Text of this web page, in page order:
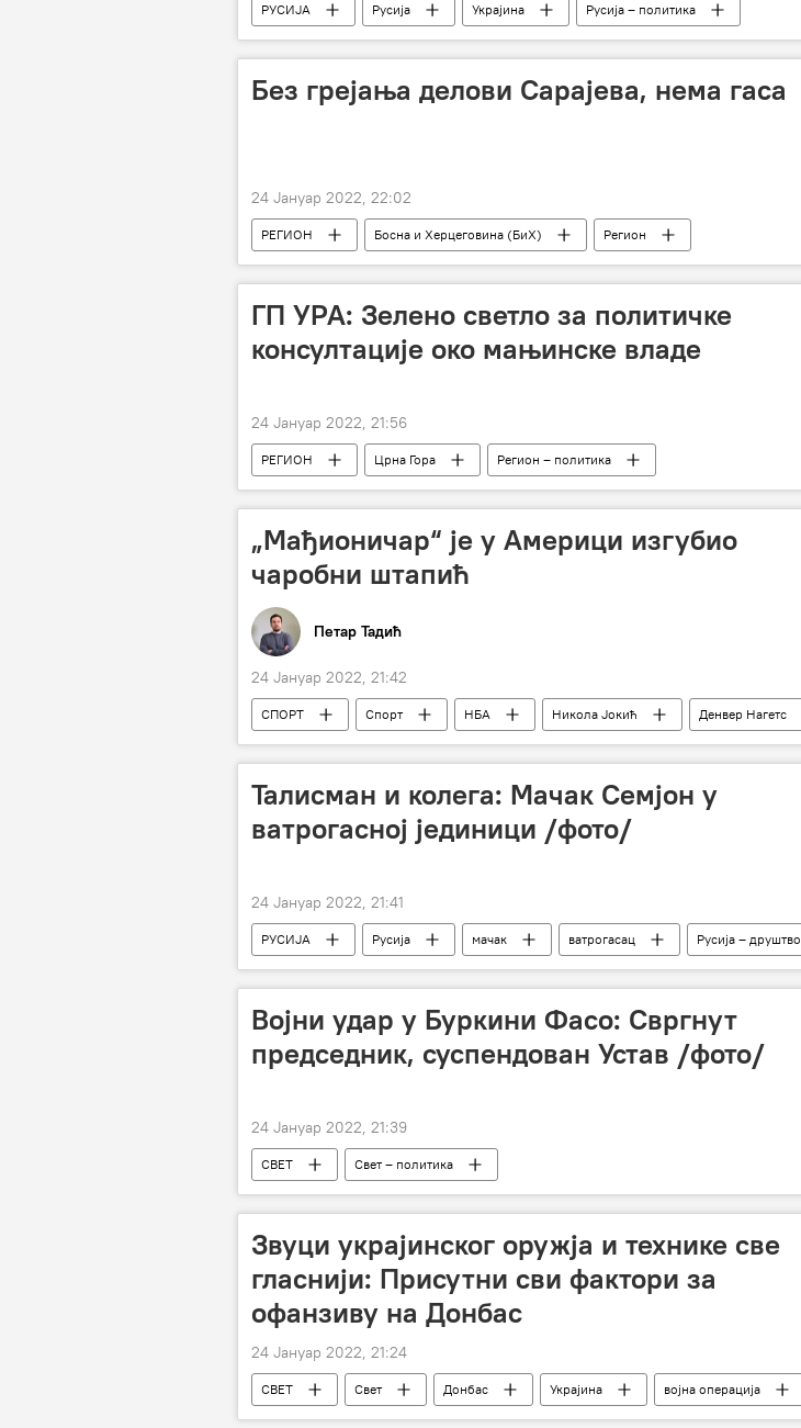
РУСИЈА Русија Украјина Русија – политика
Без грејања делови Сарајева, нема гаса
24 Јануар 2022, 22:02
РЕГИОН Босна и Херцеговина (БиХ) Регион
ГП УРА: Зелено светло за политичке
консултације око мањинске владе
24 Јануар 2022, 21:56
РЕГИОН Црна Гора Регион – политика
„Мађионичар“ је у Америци изгубио
чаробни штапић
Петар Тадић
24 Јануар 2022, 21:42
СПОРТ Спорт НБА Никола Јокић Денвер Нагетс
Талисман и колега: Мачак Семјон у
ватрогасној јединици /фото/
24 Јануар 2022, 21:41
РУСИЈА Русија мачак ватрогасац
Русија – друштво
Лепе вести
Војни удар у Буркини Фасо: Свргнут
председник, суспендован Устав /фото/
24 Јануар 2022, 21:39
СВЕТ Свет – политика
Звуци украјинског оружја и технике све
гласнији: Присутни сви фактори за
офанзиву на Донбас
24 Јануар 2022, 21:24
СВЕТ Свет Донбас Украјина војна операција